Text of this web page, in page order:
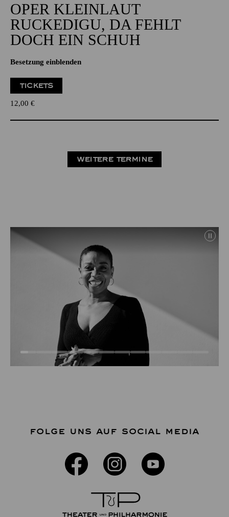
OPER KLEINLAUT
RUCKEDIGU, DA FEHLT
DOCH EIN SCHUH
Besetzung einblenden
TICKETS
12,00 €
WEITERE TERMINE
FOLGE UNS AUF SOCIAL MEDIA